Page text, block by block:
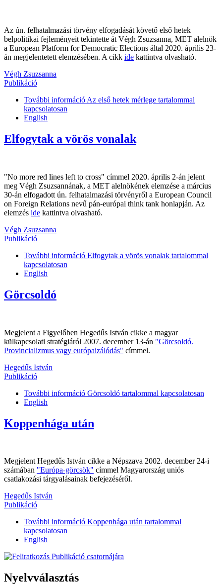
Az ún. felhatalmazási törvény elfogadását követő első hetek
belpolitikai fejleményeit tekintette át Végh Zsuzsanna, MET alelnök
a European Platform for Democratic Elections által 2020. április 23-
án megjelentetett elemzésében. A cikk ide kattintva olvasható.
Végh Zsuzsanna
Publikáció
További információ Az első hetek mérlege tartalommal
kapcsolatosan
English
Elfogytak a vörös vonalak
"No more red lines left to cross" címmel 2020. április 2-án jelent
meg Végh Zsuzsannának, a MET alelnökének elemzése a március
30-án elfogadott ún. felhatalmazási törvényről a European Council
on Foreign Relations nevű pán-európai think tank honlapján. Az
elemzés ide kattintva olvasható.
Végh Zsuzsanna
Publikáció
További információ Elfogytak a vörös vonalak tartalommal
kapcsolatosan
English
Görcsoldó
Megjelent a Figyelőben Hegedűs István cikke a magyar
külkapcsolati stratégiáról 2007. december 13-án "Görcsoldó.
Provincializmus vagy európaizálódás" címmel.
Hegedűs István
Publikáció
További információ Görcsoldó tartalommal kapcsolatosan
English
Koppenhága után
Megjelent Hegedűs István cikke a Népszava 2002. december 24-i
számában "Európa-görcsök" címmel Magyarország uniós
csatlakozási tárgyalásainak befejezéséről.
Hegedűs István
Publikáció
További információ Koppenhága után tartalommal
kapcsolatosan
English
Nyelvválasztás